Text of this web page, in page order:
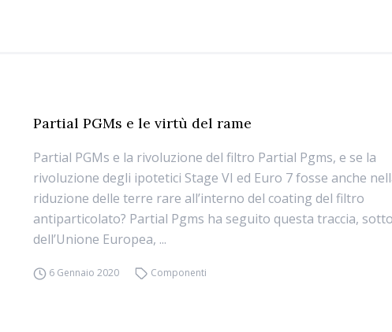
Partial PGMs e le virtù del rame
Partial PGMs e la rivoluzione del filtro Partial Pgms, e se la
rivoluzione degli ipotetici Stage VI ed Euro 7 fosse anche
riduzione delle terre rare all’interno del coating del filtro
antiparticolato? Partial Pgms ha seguito questa traccia, sotto
dell’Unione Europea, ...
6 Gennaio 2020 Componenti